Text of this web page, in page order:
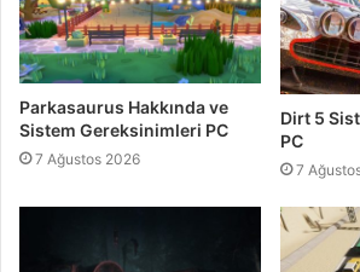
Parkasaurus Hakkında ve
Sistem Gereksinimleri PC
7 Ağustos 2026
Dirt 5
PC
7